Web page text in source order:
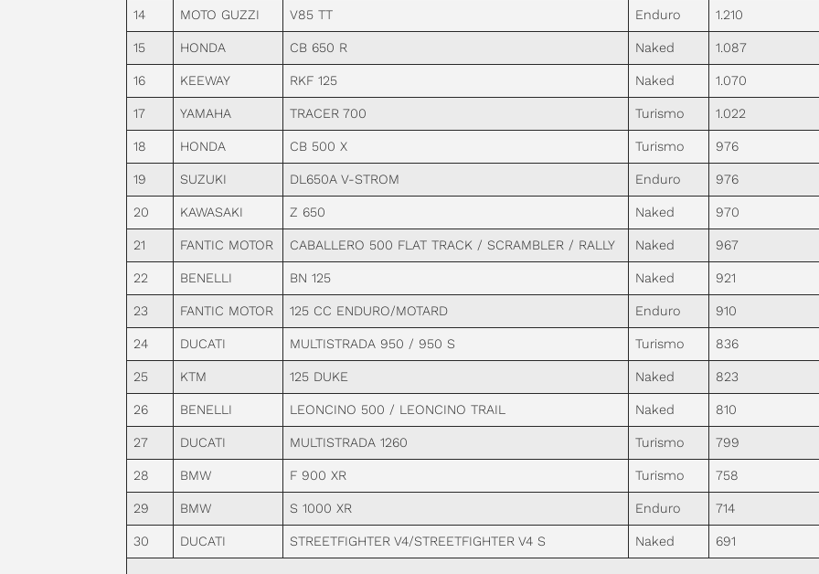
14 MOTO GUZZI V85 TT Enduro 1.210
15 HONDA CB 650 R Naked 1.087
16 KEEWAY RKF 125 Naked 1.070
17 YAMAHA TRACER 700 Turismo 1.022
18 HONDA CB 500 X Turismo 976
19 SUZUKI DL650A V-STROM Enduro 976
20 KAWASAKI Z 650 Naked 970
21 FANTIC MOTOR CABALLERO 500 FLAT TRACK / SCRAMBLER / RALLY Naked 967
22 BENELLI BN 125 Naked 921
23 FANTIC MOTOR 125 CC ENDURO/MOTARD Enduro 910
24 DUCATI MULTISTRADA 950 / 950 S Turismo 836
25 KTM 125 DUKE Naked 823
26 BENELLI LEONCINO 500 / LEONCINO TRAIL Naked 810
27 DUCATI MULTISTRADA 1260 Turismo 799
28 BMW F 900 XR Turismo 758
29 BMW S 1000 XR Enduro 714
30 DUCATI STREETFIGHTER V4/STREETFIGHTER V4 S Naked 691